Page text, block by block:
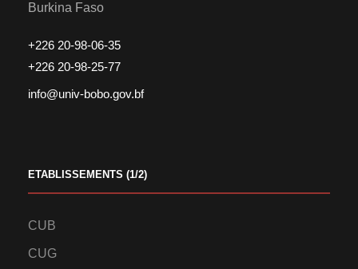
Burkina Faso
+226 20-98-06-35
+226 20-98-25-77
info@univ-bobo.gov.bf
ETABLISSEMENTS (1/2)
CUB
CUG